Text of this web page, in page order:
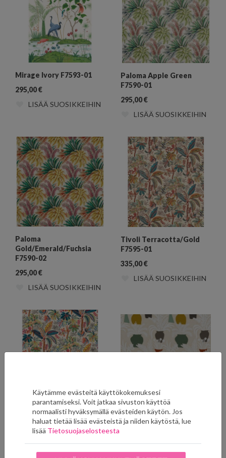
Mirage Ivory F7593-01
295,00€
LISÄÄ SUOSIKKEIHIN
Paloma Apple Green
F7590-01
295,00€
LISÄÄ SUOSIKKEIHIN
Paloma
Gold/Emerald/Fuchsia
F7590-02
295,00€
LISÄÄ SUOSIKKEIHIN
Tivoli Terracotta/Gold
F7595-01
335,00€
LISÄÄ SUOSIKKEIHIN
Tivoli Fuchsia/Navy
F7595-02
335,00€
LISÄÄ SUOSIKKEIHIN
Amphora
Terracotta/Gold F7594-
335,00€
Käytämme evästeitä käyttökokemuksesi
parantamiseksi. Voit jatkaa sivuston käyttöä
normaalisti hyväksymällä evästeiden käytön. Jos
haluat tietää lisää evästeistä ja niiden käytöstä, lue
lisää Tietosuojaselosteesta